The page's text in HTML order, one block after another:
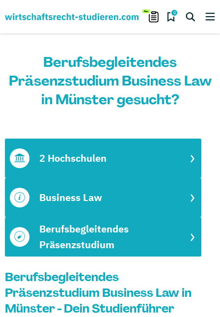
0
Berufsbegleitendes
Präsenzstudium Business Law
in Münster gesucht?
Berufsbegleitendes
Präsenzstudium
Business Law
2 Hochschulen
Berufsbegleitendes
Präsenzstudium Business Law in
Münster - Dein Studienführer